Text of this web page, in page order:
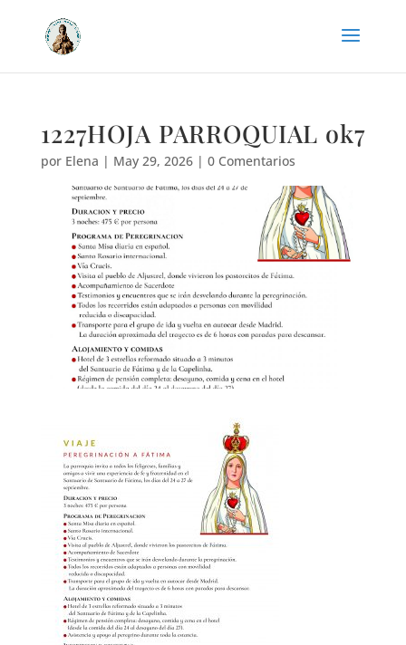
1227HOJA PARROQUIAL ok7
por Elena | May 29, 2026| 0 Comentarios